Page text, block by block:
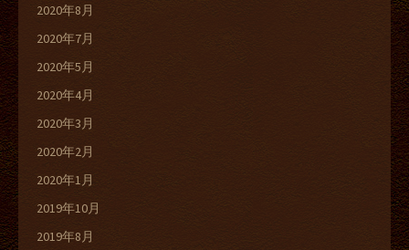
2020年8月
2020年7月
2020年5月
2020年4月
2020年3月
2020年2月
2020年1月
2019年10月
2019年8月